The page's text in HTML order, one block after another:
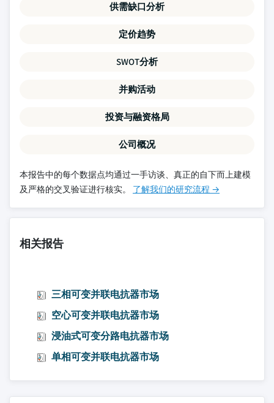
供需缺口分析
定价趋势
SWOT分析
并购活动
投资与融资格局
公司概况
本报告中的每个数据点均通过一手访谈、真正的自下而上建模
及严格的交叉验证进行核实。 了解我们的研究流程 →
相关报告
三相可变并联电抗器市场
空心可变并联电抗器市场
浸油式可变分路电抗器市场
单相可变并联电抗器市场